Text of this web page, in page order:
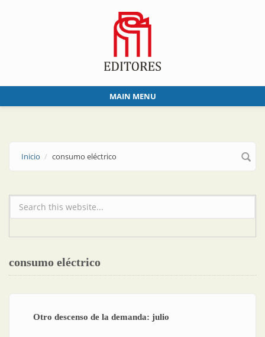
MAIN MENU
Inicio consumo eléctrico
Formulario de búsqueda
consumo eléctrico
Otro descenso de la demanda: julio